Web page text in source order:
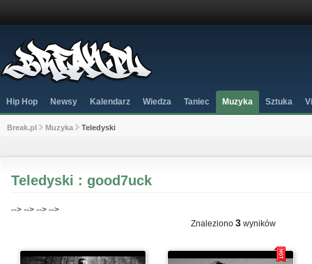
Hip Hop Newsy Kalendarz Wiedza Taniec Muzyka Sztuka
Break.pl Muzyka Teledyski
Teledyski : good7uck
--> --> --> -->
Znaleziono 3 wyników